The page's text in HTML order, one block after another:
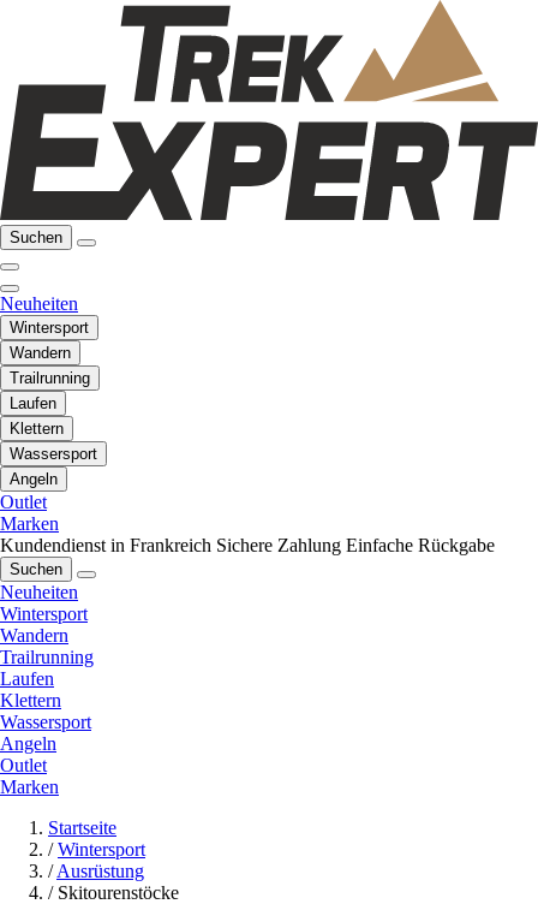
Suchen
Neuheiten
Wintersport
Wandern
Trailrunning
Laufen
Klettern
Wassersport
Angeln
Outlet
Marken
Kundendienst in Frankreich Sichere Zahlung Einfache Rückgabe
Suchen
Neuheiten
Wintersport
Wandern
Trailrunning
Laufen
Klettern
Wassersport
Angeln
Outlet
Marken
Startseite
/ Wintersport
/ Ausrüstung
/ Skitourenstöcke